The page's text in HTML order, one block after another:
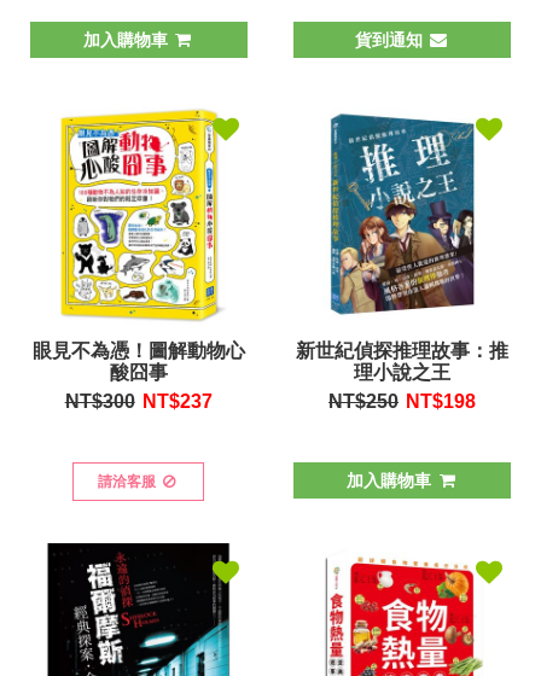
加入購物車 貨到通知
眼見不為憑！圖解動物心
酸囧事
NT$300 NT$237
請洽客服
新世紀偵探推理故事：推
理小說之王
NT$250 NT$198
加入購物車